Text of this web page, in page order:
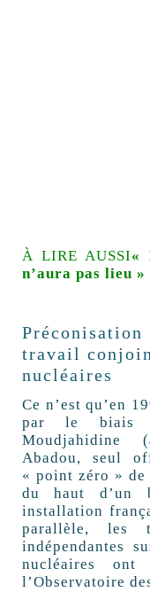
À LIRE AUSSI«
n’aura pas lieu »
travail
nucléaires
Ce n’est qu’en
par le biais
Moudjahidine
Abadou, seul
« point zéro » de
du haut d’un
installation
parallèle, les
indépendantes
nucléaires
l’Observatoire